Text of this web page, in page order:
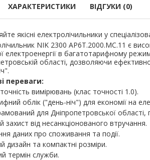
для кабелю
12 LEE
грн.
Наконечник штировий
алюмінієвий PBL 70
0,00 грн.
ХАРАКТЕРИСТИКИ ВІДГУКИ (0)
якісні електролічильники у
NIK 2300 AP6Т.2000.МC.11 є
електроенергії в багатотарифному
області, дозволяючи
переваги:
вимірювань (клас точності 1.0).
облік ("день-ніч") для економії на
для Дніпропетровської
захист від несанкціонованого втручання.
даних про споживання та події.
дизайн та компактні розміри.
термін служби.